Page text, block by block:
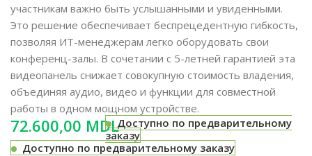
участникам важно быть услышанными и увиденными.
Это решение обеспечивает беспрецедентную гибкость,
позволяя ИТ-менеджерам легко оборудовать свои
конференц-залы. В сочетании с 5-летней гарантией эта
видеопанель снижает совокупную стоимость владения,
объединяя аудио, видео и функции для совместной
работы в одном мощном устройстве.
MDLДоступно по предварительному
заказу
Доступно по предварительному заказу